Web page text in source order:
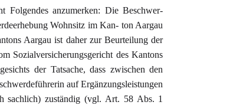
Folgendes anzumerken: Die Beschwer-
Wohnsitz im Kan- ton Aargau
Aargau ist daher zur Beurteilung der
Sozialversicherungsgericht des Kantons
der Tatsache, dass zwischen den
auf Ergänzungsleistungen
sachlich) zuständig (vgl. Art. 58 Abs. 1